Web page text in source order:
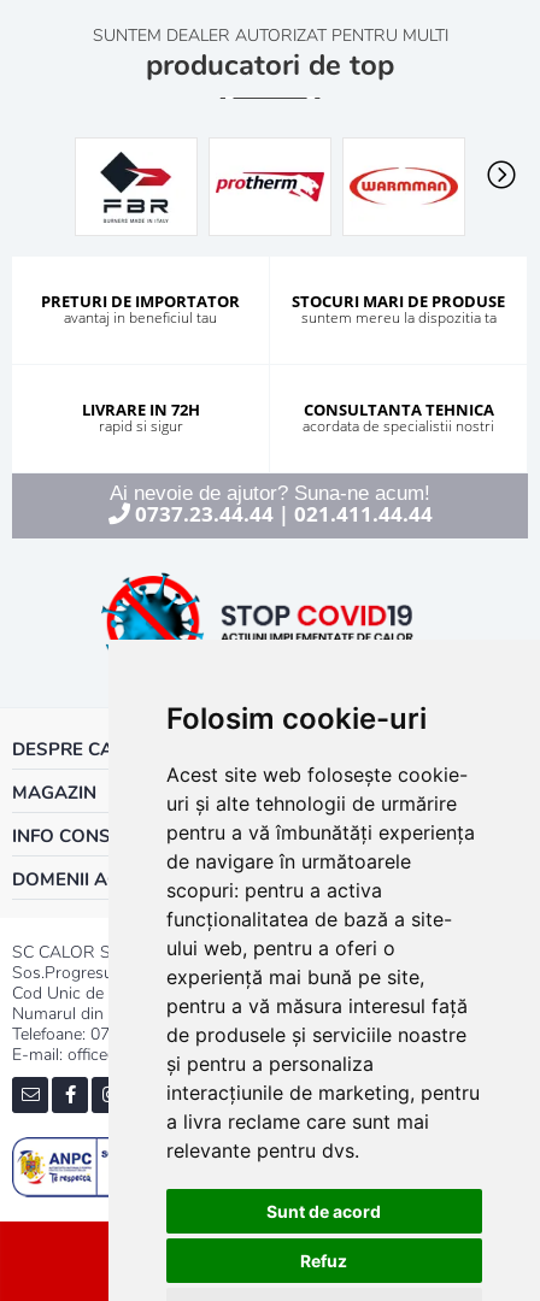
Folosim cookie-uri
Acest site web folosește cookie-
uri și alte tehnologii de urmărire
pentru a vă îmbunătăți experiența
de navigare în următoarele
scopuri: pentru a activa
funcționalitatea de bază a site-
ului web, pentru a oferi o
experiență mai bună pe site,
pentru a vă măsura interesul față
de produsele și serviciile noastre
și pentru a personaliza
interacțiunile de marketing, pentru
a livra reclame care sunt mai
relevante pentru dvs.
Sunt de acord
Refuz
SUNTEM DEALER AUTORIZAT PENTRU MULTI
producatori de top
PRETURI DE IMPORTATOR
avantaj in beneficiul tau
STOCURI MARI DE PRODUSE
suntem mereu la dispozitia ta
LIVRARE IN 72H
rapid si sigur
CONSULTANTA TEHNICA
acordata de specialistii nostri
Ai nevoie de ajutor? Suna-ne acum!
0737.23.44.44| 021.411.44.44
DESPRE CALOR
MAGAZIN
INFO CONSUMATOR
DOMENII ACTIVITATE
SC CALOR SRL
Sos.Progresului nr.30-40, Sector 5, Bucuresti
Cod Unic de Inregistrare: RO 3004724
Numarul din Registrul Comertului:J40/13176/1991
Telefoane: 0737.23.44.44|021.411.44.44
E-mail: office@calor.ro